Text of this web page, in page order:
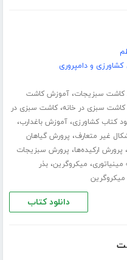
و دامپروری
سبزیجات،آموزش کاشت
کاشت سبزی در خانه،کاشت سبزی در
کتاب کشاورزی،آموزش باغدارب،
غیر متعارف، پرورش گیاهان
، پرورش ارکیده‌ها، پرورش سبزیجات
مینیاتوری، میکروگرین،بذر
میکروگرین
دانلود کتاب